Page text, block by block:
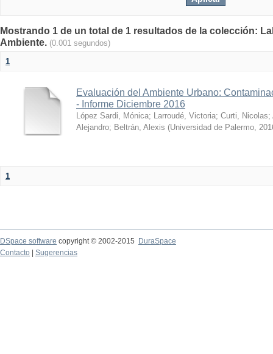
Mostrando 1 de un total de 1 resultados de la colección:
Ambiente. (0.001 segundos)
1
Evaluación del Ambiente Urbano:
- Informe Diciembre 2016
López Sardi, Mónica; Larroudé, Victoria; Curti, Nicolas;
Alejandro; Beltrán, Alexis (Universidad de Palermo,
1
DSpace software copyright © 2002-2015
DuraSpace
Contacto
Sugerencias